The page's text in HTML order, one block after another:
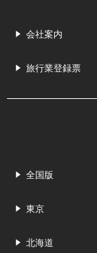
会社案内
旅行業登録票
全国版
東京
北海道